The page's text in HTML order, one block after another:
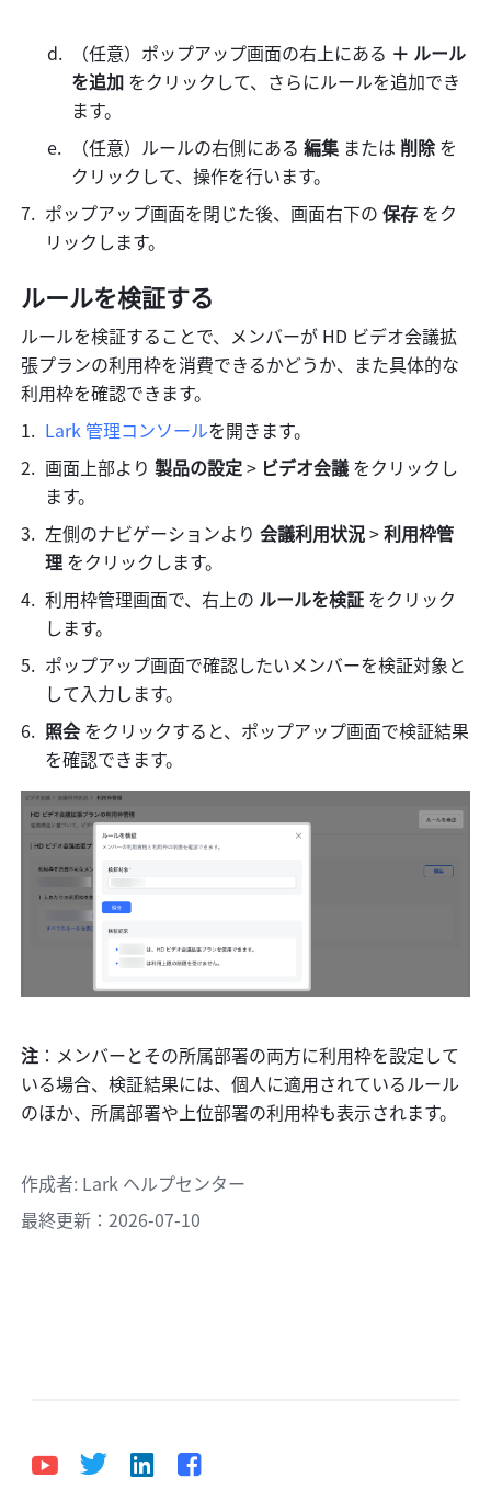
（任意）ポップアップ画面の右上にある ＋ ルール
を追加 をクリックして、さらにルールを追加でき
ます。
（任意）ルールの右側にある 編集 または 削除 を
クリックして、操作を行います。
ポップアップ画面を閉じた後、画面右下の 保存 をク
リックします。
ルールを検証する
ルールを検証することで、メンバーが HD ビデオ会議拡
張プランの利用枠を消費できるかどうか、また具体的な
利用枠を確認できます。
Lark 管理コンソールを開きます。
画面上部より 製品の設定 > ビデオ会議 をクリックし
ます。
左側のナビゲーションより 会議利用状況 > 利用枠管
理 をクリックします。
利用枠管理画面で、右上の ルールを検証 をクリック
します。
ポップアップ画面で確認したいメンバーを検証対象と
して入力します。
照会 をクリックすると、ポップアップ画面で検証結果
を確認できます。
注 ：メンバーとその所属部署の両方に利用枠を設定して
いる場合、検証結果には、個人に適用されているルール
のほか、所属部署や上位部署の利用枠も表示されます。
作成者: Lark ヘルプセンター
最終更新：2026-07-10